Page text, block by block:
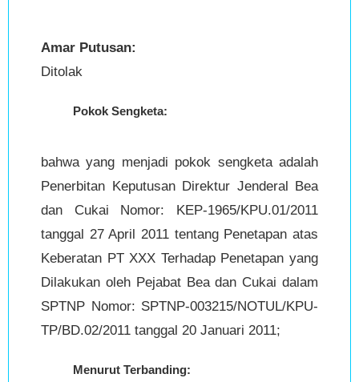
Amar Putusan:
Ditolak
Pokok Sengketa:
bahwa yang menjadi pokok sengketa adalah
Penerbitan Keputusan Direktur Jenderal Bea
dan Cukai Nomor: KEP-1965/KPU.01/2011
tanggal 27 April 2011 tentang Penetapan atas
Keberatan PT XXX Terhadap Penetapan yang
Dilakukan oleh Pejabat Bea dan Cukai dalam
SPTNP Nomor: SPTNP-003215/NOTUL/KPU-
TP/BD.02/2011 tanggal 20 Januari 2011;
Menurut Terbanding: